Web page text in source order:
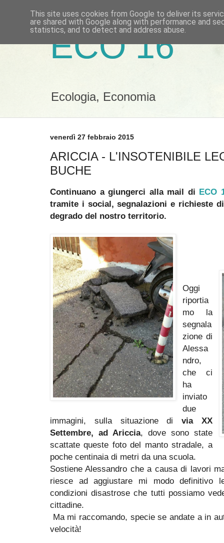
ECO 16
Ecologia, Economia
venerdì 27 febbraio 2015
ARICCIA - L'INSOTENIBILE
BUCHE
Continuano a giungerci alla mail di ECO
tramite i social, segnalazioni e richieste
degrado del nostro territorio.
Oggi
riportia
mo la
segnala
zione di
Alessa
ndro,
che ci
ha
inviato
due
immagini, sulla situazione divia XX
Settembre, ad Ariccia, dove sono state
scattate queste foto del manto stradale, a
poche centinaia di metri da una scuola.
Sostiene Alessandro che a causa di lavori
riesce ad aggiustare mi modo definitivo
condizioni disastrose che tutti possiamo
cittadine.
Ma mi raccomando, specie se andate a in
velocità!
This site uses cookies from Google to deliver its
are shared with Google along with performance and
statistics, and to detect and address abuse.